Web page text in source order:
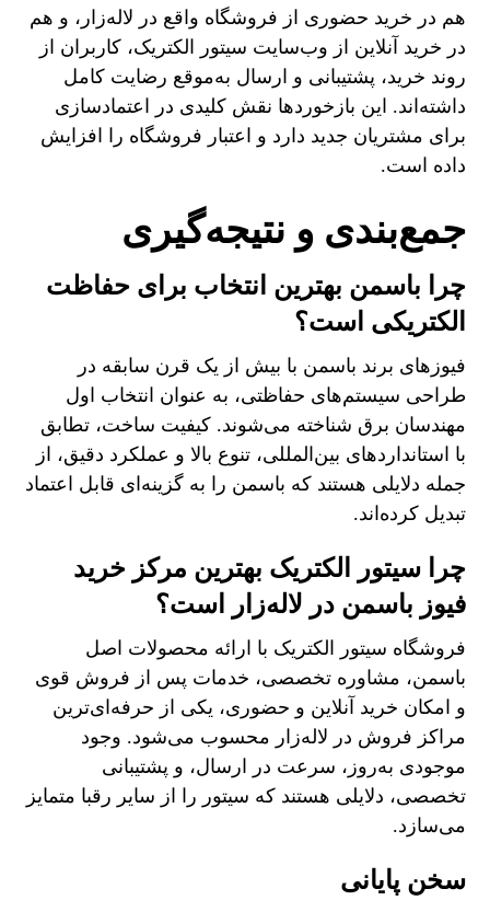
هم در خرید حضوری از فروشگاه واقع در لاله‌زار، و هم
در خرید آنلاین از وب‌سایت سیتور الکتریک، کاربران از
روند خرید، پشتیبانی و ارسال به‌موقع رضایت کامل
داشته‌اند. این بازخوردها نقش کلیدی در اعتمادسازی
برای مشتریان جدید دارد و اعتبار فروشگاه را افزایش
داده است.
جمع‌بندی و نتیجه‌گیری
چرا باسمن بهترین انتخاب برای حفاظت
الکتریکی است؟
فیوزهای برند باسمن با بیش از یک قرن سابقه در
طراحی سیستم‌های حفاظتی، به عنوان انتخاب اول
مهندسان برق شناخته می‌شوند. کیفیت ساخت، تطابق
با استانداردهای بین‌المللی، تنوع بالا و عملکرد دقیق، از
جمله دلایلی هستند که باسمن را به گزینه‌ای قابل اعتماد
تبدیل کرده‌اند.
چرا سیتور الکتریک بهترین مرکز خرید
فیوز باسمن در لاله‌زار است؟
فروشگاه سیتور الکتریک با ارائه محصولات اصل
باسمن، مشاوره تخصصی، خدمات پس از فروش قوی
و امکان خرید آنلاین و حضوری، یکی از حرفه‌ای‌ترین
مراکز فروش در لاله‌زار محسوب می‌شود. وجود
موجودی به‌روز، سرعت در ارسال، و پشتیبانی
تخصصی، دلایلی هستند که سیتور را از سایر رقبا متمایز
می‌سازد.
سخن پایانی